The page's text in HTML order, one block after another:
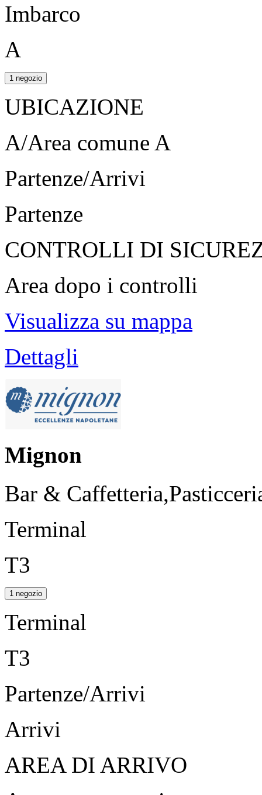
Imbarco
A
1 negozio
UBICAZIONE
A/Area comune A
Partenze/Arrivi
Partenze
CONTROLLI DI
Area dopo i controlli
Visualizza su mappa
Dettagli
Mignon
Bar &
Terminal
T3
1 negozio
Terminal
T3
Partenze/Arrivi
Arrivi
AREA DI ARRIVO